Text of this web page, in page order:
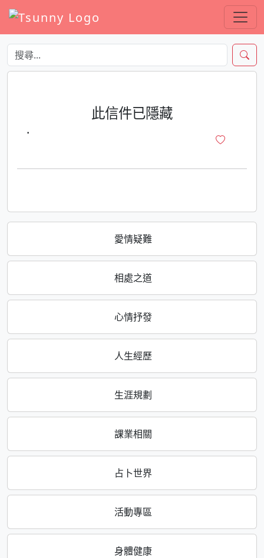
愛情疑難
相處之道
心情抒發
人生經歷
生涯規劃
課業相關
占卜世界
活動專區
身體健康
此信件已隱藏
·